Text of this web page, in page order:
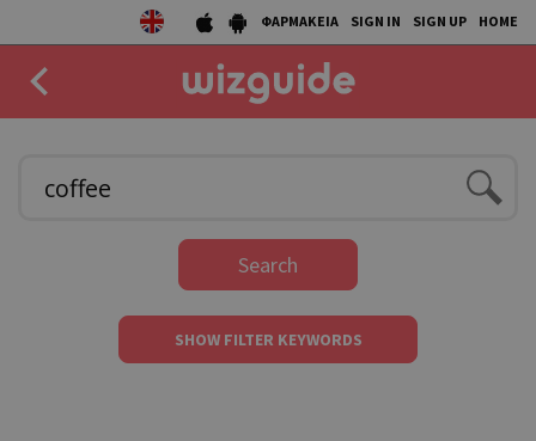
ΦΑΡΜΑΚΕΙΑ SIGN IN SIGN UP HOME
DRINK
COLLECTIONS
Search
SHOW FILTER KEYWORDS